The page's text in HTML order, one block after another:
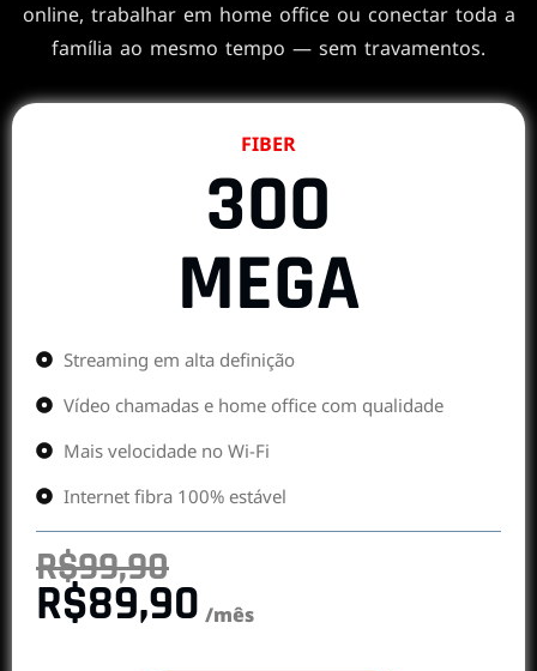
online, trabalhar em home office ou conectar toda a
família ao mesmo tempo — sem travamentos.
FIBER
300
MEGA
Streaming em alta definição
Vídeo chamadas e home office com qualidade
Mais velocidade no Wi-Fi
Internet fibra 100% estável
R$99,90
R$89,90 /mês